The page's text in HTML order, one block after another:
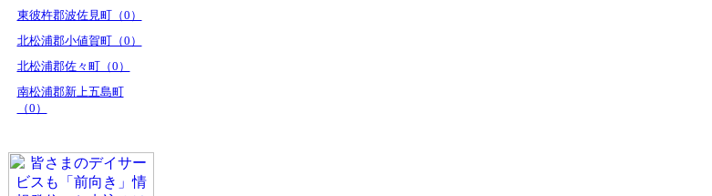
東彼杵郡波佐見町（0）
北松浦郡小値賀町（0）
北松浦郡佐々町（0）
南松浦郡新上五島町
（0）